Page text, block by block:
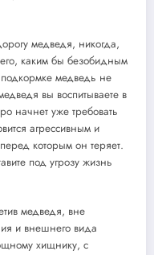
медведя, никогда,
каким бы безобидным
медведь не
вы воспитываете в
начнет уже требовать
агрессивным и
которым он теряет.
под угрозу жизнь
медведя, вне
и внешнего вида
хищнику, с